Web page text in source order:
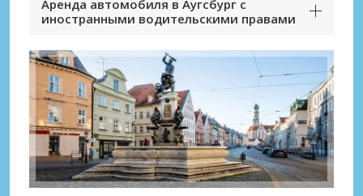
Аренда автомобиля в Аугсбург с
иностранными водительскими правами